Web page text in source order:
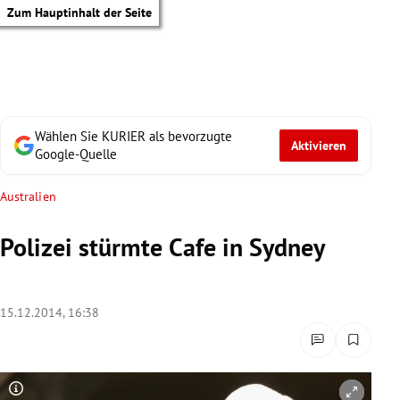
Zum Hauptinhalt der Seite
Untermenü
Wählen Sie KURIER als bevorzugte
Google-Quelle
Aktivieren
Australien
Polizei stürmte Cafe in Sydney
15.12.2014, 16:38